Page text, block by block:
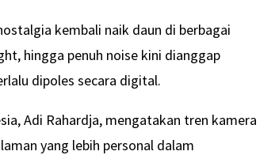
kembali naik daun di berbagai
hingga penuh noise kini dianggap
dipoles secara digital.
Adi Rahardja, mengatakan tren kamera
yang lebih personal dalam